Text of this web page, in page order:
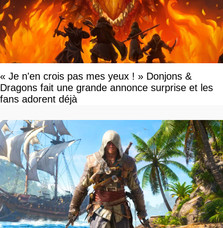
« Je n'en crois pas mes yeux ! » Donjons &
Dragons fait une grande annonce surprise et les
fans adorent déjà